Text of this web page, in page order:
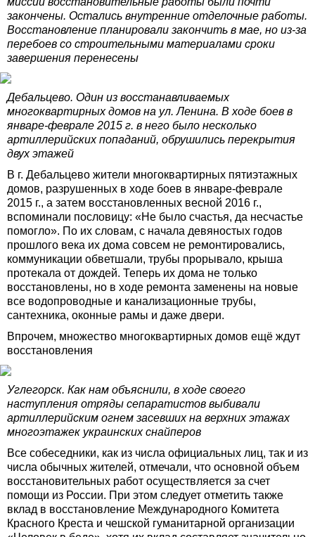
закончены. Остались внутренние отделочные работы.
Восстановление планировали закончить в мае, но из-за
перебоев со строительными материалами сроки
завершения перенесены
Дебальцево. Один из восстанавливаемых
многоквартирных домов на ул. Ленина. В ходе боев в
январе-феврале 2015 г. в него было несколько
артиллерийских попаданий, обрушились перекрытия
двух этажей
В г. Дебальцево жители многоквартирных пятиэтажных
домов, разрушенных в ходе боев в январе-феврале
2015 г., а затем восстановленных весной 2016 г.,
вспоминали пословицу: «Не было счастья, да несчастье
помогло». По их словам, с начала девяностых годов
прошлого века их дома совсем не ремонтировались,
коммуникации обветшали, трубы прорывало, крыша
протекала от дождей. Теперь их дома не только
восстановлены, но в ходе ремонта заменены на новые
все водопроводные и канализационные трубы,
сантехника, оконные рамы и даже двери.
Впрочем, множество многоквартирных домов ещё ждут
восстановления
Углегорск. Как нам объяснили, в ходе своего
наступления отряды сепаратистов выбивали
артиллерийским огнем засевших на верхних этажах
многоэтажек украинских снайперов
Все собеседники, как из числа официальных лиц, так и из
числа обычных жителей, отмечали, что основной объем
восстановительных работ осуществляется за счет
помощи из России. При этом следует отметить также
вклад в восстановление Международного Комитета
Красного Креста и чешской гуманитарной организации